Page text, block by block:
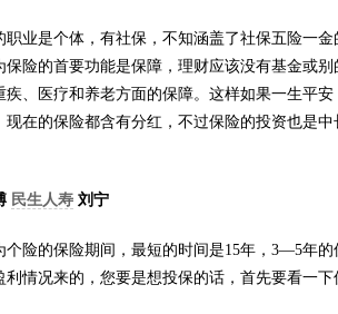
是个体，有社保，不知涵盖了社保五险一金
保险的首要功能是保障，理财应该没有基金或
疾、医疗和养老方面的保障。这样如果一生平
现在的保险都含有分红，不过保险的投资也是
民生人寿 刘宁
的保险期间，最短的时间是15年，3—5年的
利情况来的，您要是想投保的话，首先要看一